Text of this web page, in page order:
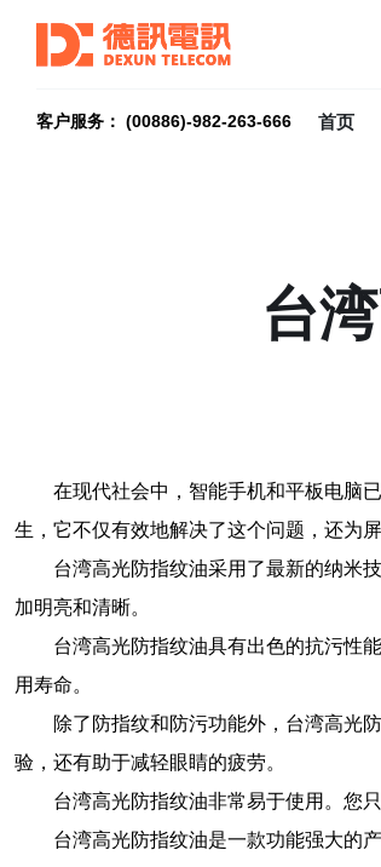
客户服务： (00886)-982-263-666 首页
台
在现代社会中，智能手机和平板电脑
生，它不仅有效地解决了这个问题，还为
台湾高光防指纹油采用了最新的纳米
加明亮和清晰。
台湾高光防指纹油具有出色的抗污性
用寿命。
除了防指纹和防污功能外，台湾高光
验，还有助于减轻眼睛的疲劳。
台湾高光防指纹油非常易于使用。您
台湾高光防指纹油是一款功能强大的